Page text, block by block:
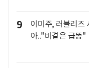
9
이미주, 러블리즈
아.."비결은 급똥"